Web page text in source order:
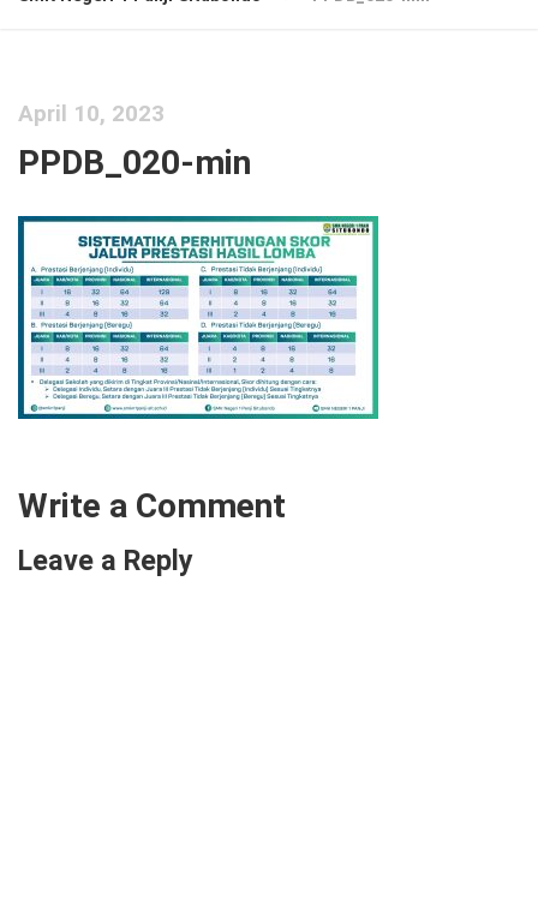
April 10, 2023
PPDB_020-min
Write a Comment
Leave a Reply